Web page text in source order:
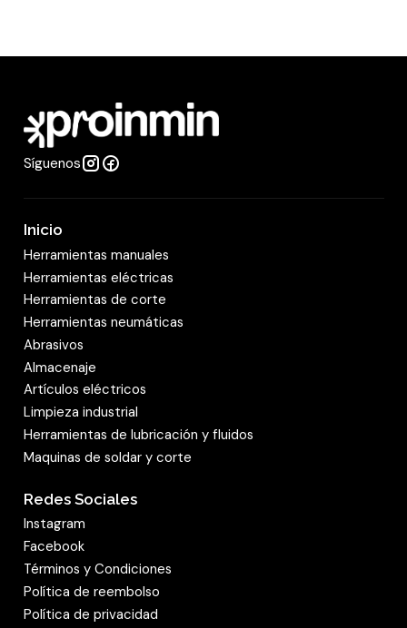
Síguenos
Inicio
Herramientas manuales
Herramientas eléctricas
Herramientas de corte
Herramientas neumáticas
Abrasivos
Almacenaje
Artículos eléctricos
Limpieza industrial
Herramientas de lubricación y fluidos
Maquinas de soldar y corte
Redes Sociales
Instagram
Facebook
Términos y Condiciones
Política de reembolso
Política de privacidad